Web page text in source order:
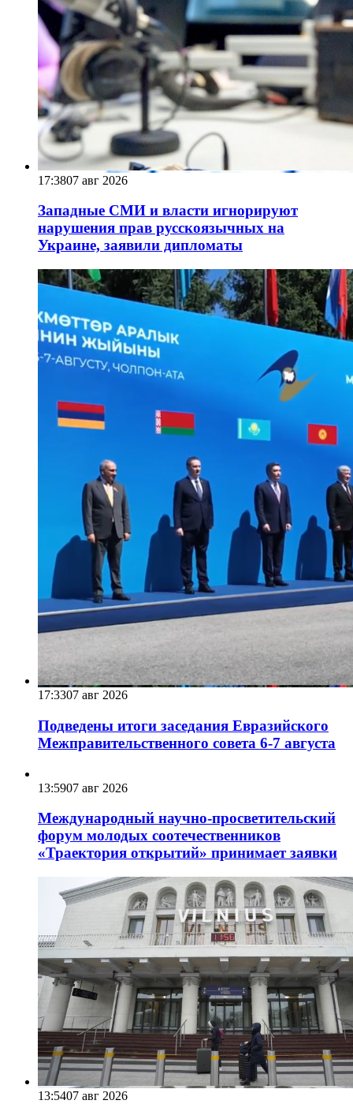
17:3807 авг 2026
Западные СМИ и власти игнорируют
нарушения прав русскоязычных на
Украине, заявили дипломаты
17:3307 авг 2026
Подведены итоги заседания Евразийского
Межправительственного совета 6-7 августа
13:5907 авг 2026
Международный научно-просветительский
форум молодых соотечественников
«Траектория открытий» принимает заявки
13:5407 авг 2026